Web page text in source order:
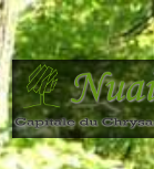
NUAILLÉ
Plan de Nuaillé